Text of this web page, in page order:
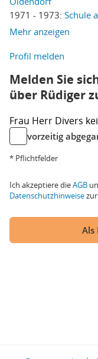
1971 - 1973: Schule
Mehr anzeigen
Profil melden
Melden Sie
über Rüdiger
Frau Herr Divers
vorzeitig
* Pflichtfelder
Ich akzeptiere dieAGB
Datenschutzhinweise
Als